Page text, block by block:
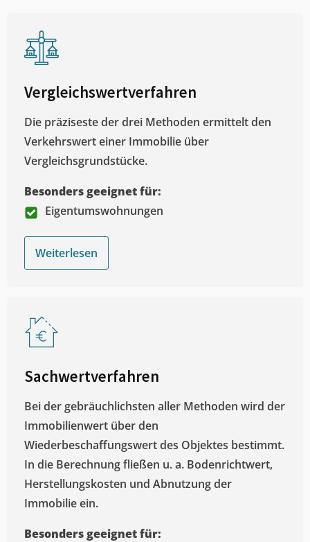
Vergleichswertverfahren
Die präziseste der drei Methoden ermittelt den
Verkehrswert einer Immobilie über
Vergleichsgrundstücke.
Besonders geeignet für:
Eigentumswohnungen
Weiterlesen
Sachwertverfahren
Bei der gebräuchlichsten aller Methoden wird der
Immobilienwert über den
Wiederbeschaffungswert des Objektes bestimmt.
In die Berechnung fließen u. a. Bodenrichtwert,
Herstellungskosten und Abnutzung der
Immobilie ein.
Besonders geeignet für: